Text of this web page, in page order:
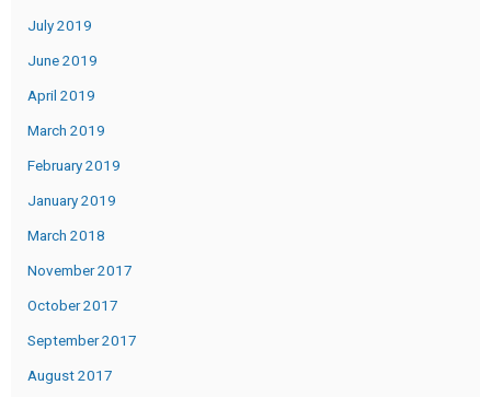
July 2019
June 2019
April 2019
March 2019
February 2019
January 2019
March 2018
November 2017
October 2017
September 2017
August 2017